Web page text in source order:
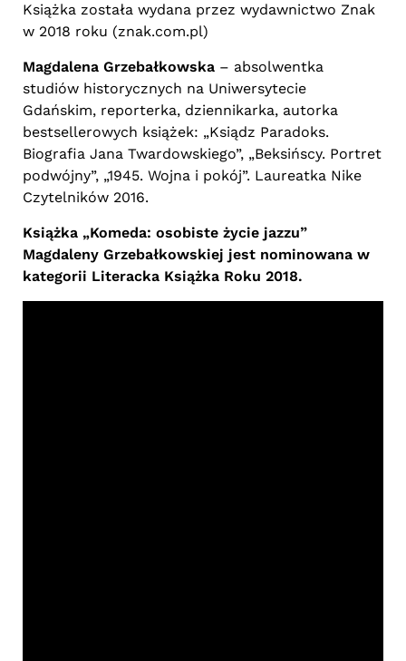
Książka została wydana przez wydawnictwo Znak
w 2018 roku (znak.com.pl)
Magdalena Grzebałkowska – absolwentka
studiów historycznych na Uniwersytecie
Gdańskim, reporterka, dziennikarka, autorka
bestsellerowych książek: „Ksiądz Paradoks.
Biografia Jana Twardowskiego”, „Beksińscy. Portret
podwójny”, „1945. Wojna i pokój”. Laureatka Nike
Czytelników 2016.
Książka „Komeda: osobiste życie jazzu”
Magdaleny Grzebałkowskiej jest nominowana w
kategorii Literacka Książka Roku 2018.